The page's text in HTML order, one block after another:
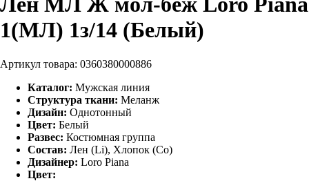
1(МЛ) 1з/14 (Белый)
Артикул товара: 0360380000886
Каталог: Мужская линия
Структура ткани: Меланж
Дизайн: Однотонный
Цвет: Белый
Развес: Костюмная группа
Состав: Лен (Li), Хлопок (Co)
Дизайнер: Loro Piana
Цвет: